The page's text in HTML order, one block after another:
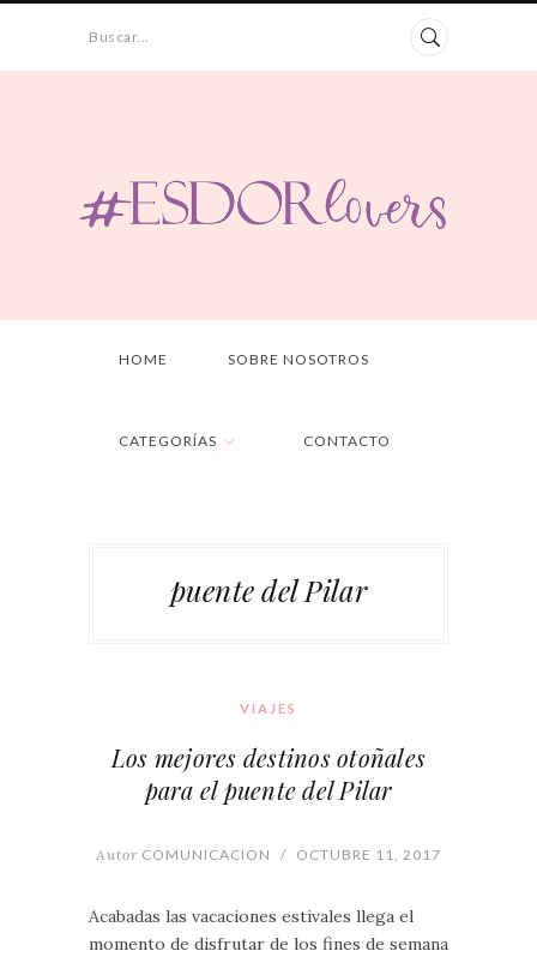
Buscar...
HOME SOBRE NOSOTROS
CATEGORÍAS CONTACTO
puente del Pilar
VIAJES
Los mejores destinos otoñales
para el puente del Pilar
Autor COMUNICACION / OCTUBRE 11, 2017
Acabadas las vacaciones estivales llega el
momento de disfrutar de los fines de semana